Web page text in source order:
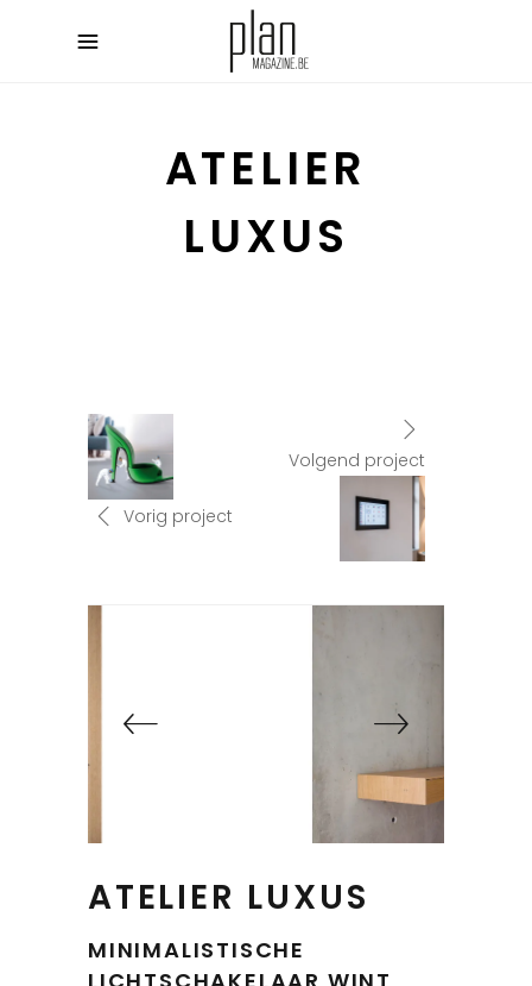
ATELIER
LUXUS
Vorig project
Volgend project
ATELIER LUXUS
MINIMALISTISCHE